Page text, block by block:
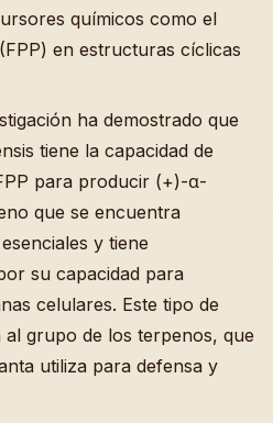
químicos como el
en estructuras cíclicas
ha demostrado que
tiene la capacidad de
para producir (+)-α-
que se encuentra
y tiene
su capacidad para
celulares. Este tipo de
grupo de los terpenos, que
utiliza para defensa y